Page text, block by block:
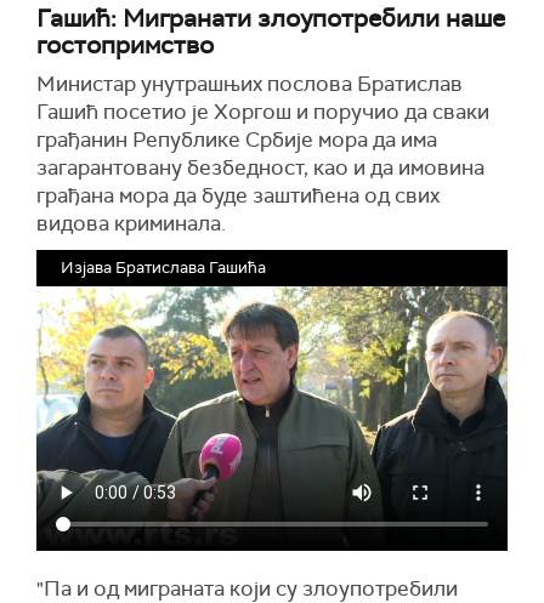
Гашић: Мигранати злоупотребили наше
гостопримство
Mинистар унутрашњих послова Братислав
Гашић посетио је Хоргош и поручио да сваки
грађанин Републике Србије мора да има
загарантовану безбедност, као и да имовина
грађана мора да буде заштићена од свих
видова криминала.
Изјава Братислава Гашића
"Па и од миграната који су злоупотребили